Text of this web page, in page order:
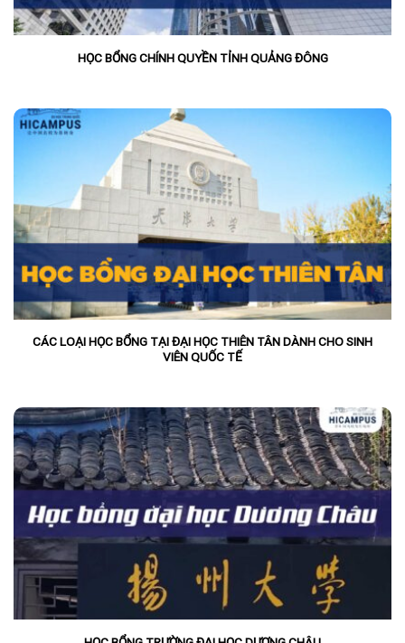
HỌC BỔNG CHÍNH QUYỀN TỈNH QUẢNG ĐÔNG
CÁC LOẠI HỌC BỔNG TẠI ĐẠI HỌC THIÊN TÂN DÀNH CHO SINH
VIÊN QUỐC TẾ